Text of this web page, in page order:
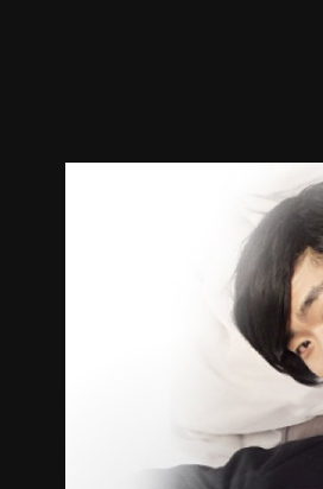
劇照 推薦影片